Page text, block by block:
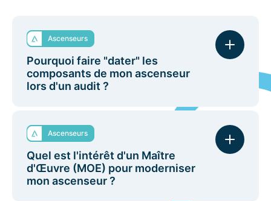
Ascenseurs
Pourquoi faire "dater" les
composants de mon ascenseur
lors d'un audit ?
La datation permet de vérifier si le remplacement
des pièces défectueuses est inclus dans votre
contrat de maintenance, ou s'il est légitimement
drastiquement les devis de réparation facturés hors
contrat.
Ascenseurs
Quel est l'intérêt d'un Maître
d'Œuvre (MOE) pour moderniser
mon ascenseur ?